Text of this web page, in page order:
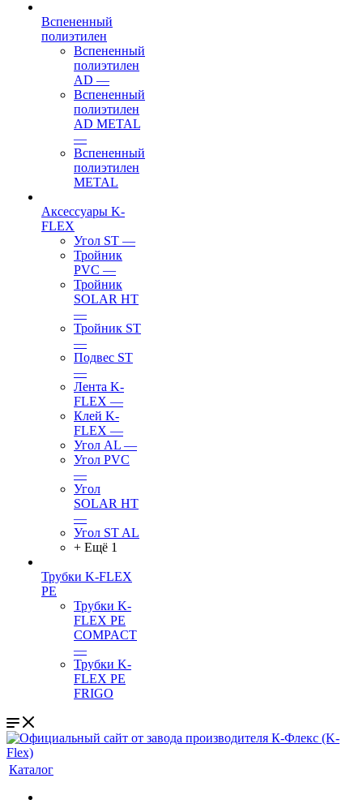
Вспененный
полиэтилен
Вспененный
полиэтилен
AD —
Вспененный
полиэтилен
AD METAL
—
Вспененный
полиэтилен
METAL
Аксессуары K-
FLEX
Угол ST —
Тройник
PVC —
Тройник
SOLAR HT
—
Тройник ST
—
Подвес ST
—
Лента K-
FLEX —
Клей K-
FLEX —
Угол AL —
Угол PVC
—
Угол
SOLAR HT
—
Угол ST AL
+ Ещё 1
Трубки K-FLEX
PE
Трубки K-
FLEX PE
COMPACT
—
Трубки K-
FLEX PE
FRIGO
Каталог